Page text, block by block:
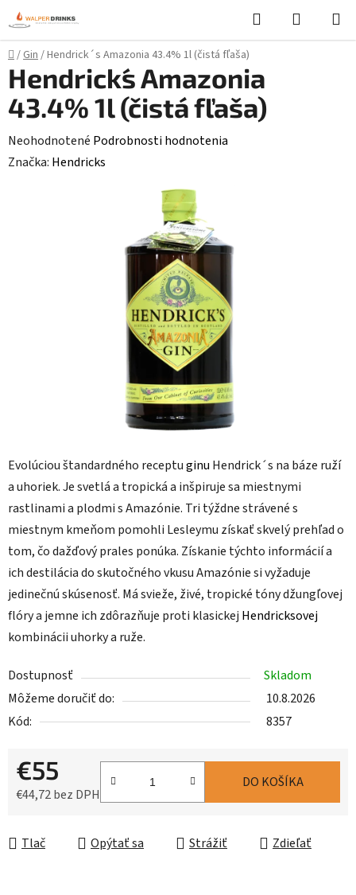
Prejsť
na
obsah
Hľadať
KOŠÍK
Domov
/Gin/Hendrick´s Amazonia 43.4% 1l (čistá fľaša)
Evolúciou štandardného receptuginu Hendrick´s na báze ruží
a uhoriek. Je svetlá a tropická a inšpiruje sa miestnymi
rastlinami a plodmi s Amazónie. Tri týždne strávené s
miestnym kmeňom pomohli Lesleymu získať skvelý prehľad o
tom, čo dažďový prales ponúka. Získanie týchto informácií a
ich destilácia do skutočného vkusu Amazónie si vyžaduje
jedinečnú skúsenosť. Má svieže, živé, tropické tóny džungľovej
flóry a jemne ich zdôrazňuje proti klasickej Hendricksovej
kombinácii uhorky a ruže.
Dostupnosť
Skladom
Môžeme doručiť do:
10.8.2026
Kód:
8357
€55
€44,72 bez DPH
DO KOŠÍKA
Tlač Opýtať sa Strážiť Zdieľať
Hendrick´s Amazonia
43.4% 1l (čistá fľaša)
Priemerné
hodnotenie
Neohodnotené Podrobnosti hodnotenia
Značka: Hendricks